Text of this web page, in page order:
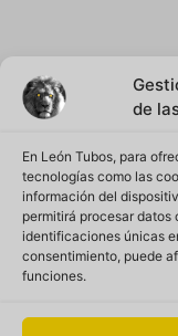
de
En León Tubos, para
tecnologías como las
información del
permitirá procesar
identificaciones únicas
consentimiento, puede
funciones.
+ Info
Inicio
Sobre nosotros
Privacidad
Política de calidad
Política de cookies
Aviso Legal